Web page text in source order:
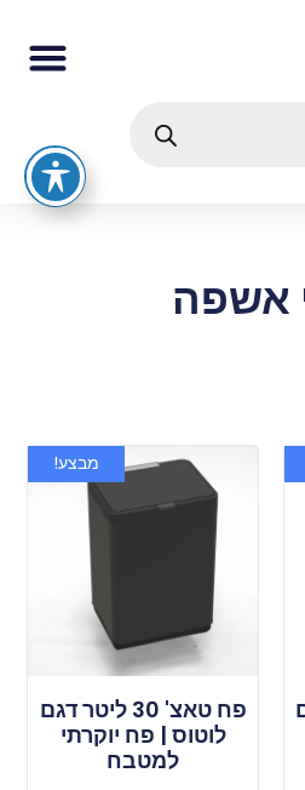
אשפה
מבצע!
פח טאצ' 30 ליטר דגם
לוטוס | פח יוקרתי
למטבח